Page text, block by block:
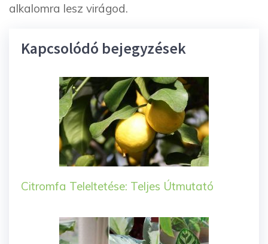
alkalomra lesz virágod.
Kapcsolódó bejegyzések
Citromfa Teleltetése: Teljes Útmutató